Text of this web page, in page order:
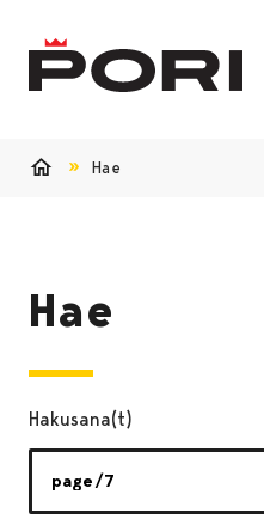
Hae
Hae
Hakusana(t)